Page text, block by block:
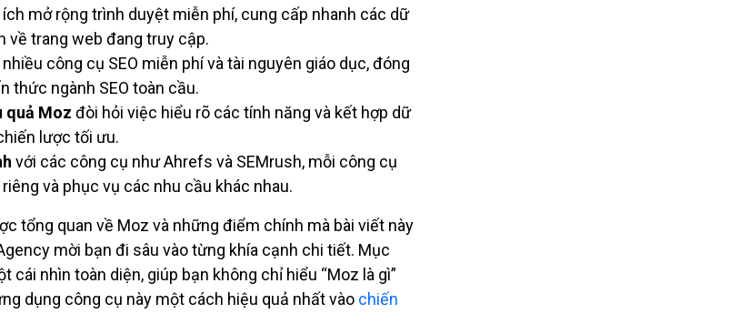
mở rộng trình duyệt miễn phí, cung cấp nhanh các dữ
về trang web đang truy cập.
công cụ SEO miễn phí và tài nguyên giáo dục, đóng
thức ngành SEO toàn cầu.
quả Moz đòi hỏi việc hiểu rõ các tính năng và kết hợp dữ
lược tối ưu.
với các công cụ như Ahrefs và SEMrush, mỗi công cụ
và phục vụ các nhu cầu khác nhau.
tổng quan về Moz và những điểm chính mà bài viết này
mời bạn đi sâu vào từng khía cạnh chi tiết. Mục
cái nhìn toàn diện, giúp bạn không chỉ hiểu “Moz là gì”
dụng công cụ này một cách hiệu quả nhất vào chiến